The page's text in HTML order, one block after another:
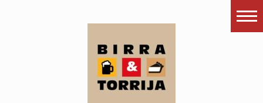
¿Esto que es pués?
Últimas visitas